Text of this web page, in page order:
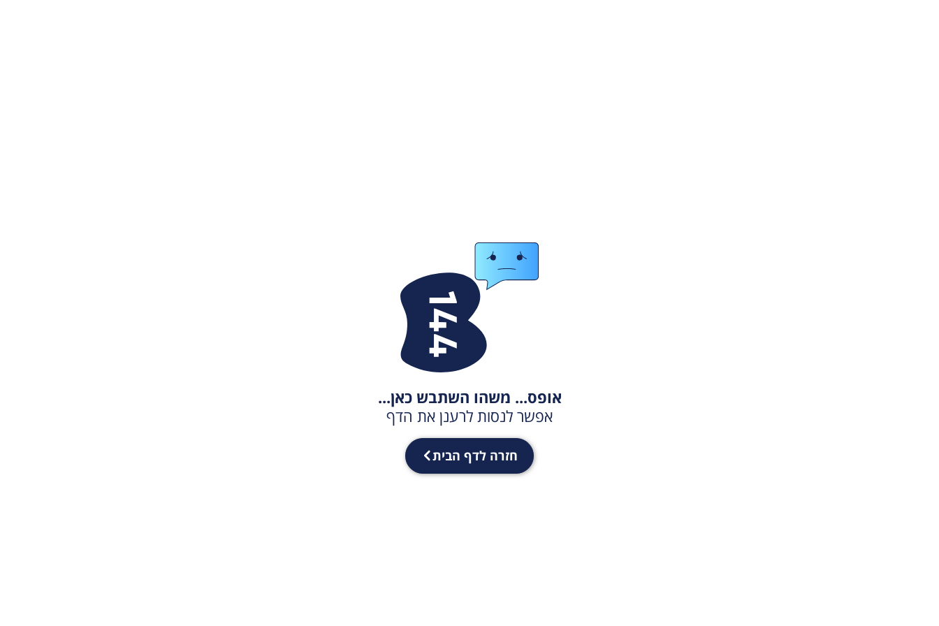
אופס... משהו השתבש כאן...
אפשר לנסות לרענן את הדף
חזרה לדף הבית